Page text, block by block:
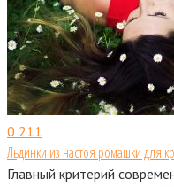
0 211
Льдинки из настоя ромашки для
Главный критерий